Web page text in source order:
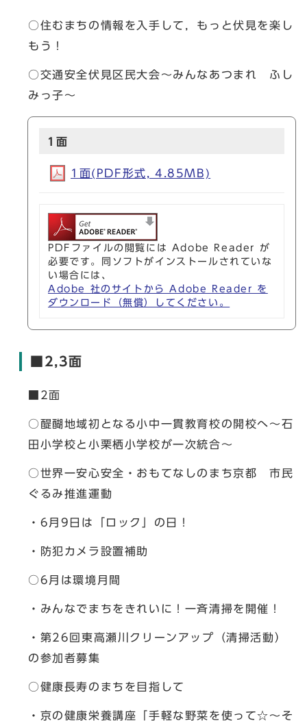
○住むまちの情報を入手して，もっと伏見を楽し
もう！
○交通安全伏見区民大会～みんなあつまれ ふし
みっ子～
1面
1面(PDF形式, 4.85MB)
PDFファイルの閲覧には Adobe Reader が
必要です。同ソフトがインストールされていな
い場合には、
Adobe 社のサイトから Adobe Reader を
ダウンロード（無償）してください。
■2,3面
■2面
○醍醐地域初となる小中一貫教育校の開校へ～石
田小学校と小栗栖小学校が一次統合～
○世界一安心安全・おもてなしのまち京都 市民
ぐるみ推進運動
・6月9日は「ロック」の日！
・防犯カメラ設置補助
○6月は環境月間
・みんなでまちをきれいに！一斉清掃を開催！
・第26回東高瀬川クリーンアップ（清掃活動）
の参加者募集
○健康長寿のまちを目指して
・京の健康栄養講座「手軽な野菜を使って☆～そ